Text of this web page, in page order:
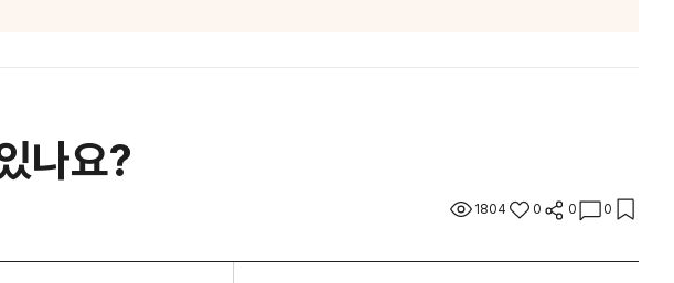
나요?
1804 0 0 0